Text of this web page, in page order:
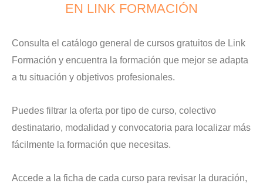
EN LINK FORMACIÓN
Consulta el catálogo general de cursos gratuitos de Link
Formación y encuentra la formación que mejor se adapta
a tu situación y objetivos profesionales.
Puedes filtrar la oferta por tipo de curso, colectivo
destinatario, modalidad y convocatoria para localizar más
fácilmente la formación que necesitas.
Accede a la ficha de cada curso para revisar la duración,